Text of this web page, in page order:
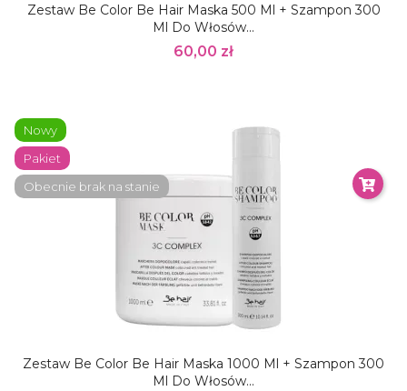
Zestaw Be Color Be Hair Maska 500 Ml + Szampon 300
Ml Do Włosów...
60,00 zł
Zestaw Be Color Be Hair Maska 1000 Ml + Szampon 300
Ml Do Włosów...
Nowy
Pakiet
Obecnie brak na stanie